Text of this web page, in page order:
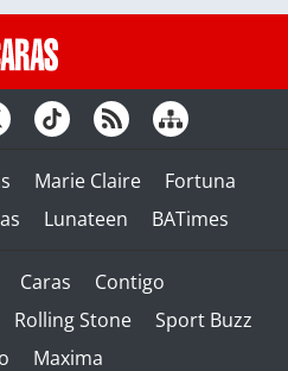
Marie Claire
Fortuna
Lunateen BATimes
Caras
Contigo
Rolling Stone
Sport Buzz
Maxima